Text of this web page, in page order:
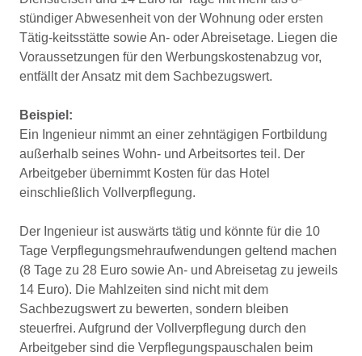
stündiger Abwesenheit von der Wohnung oder ersten
Tätig-keitsstätte sowie An- oder Abreisetage. Liegen die
Voraussetzungen für den Werbungskostenabzug vor,
entfällt der Ansatz mit dem Sachbezugswert.
Beispiel:
Ein Ingenieur nimmt an einer zehntägigen Fortbildung
außerhalb seines Wohn- und Arbeitsortes teil. Der
Arbeitgeber übernimmt Kosten für das Hotel
einschließlich Vollverpflegung.
Der Ingenieur ist auswärts tätig und könnte für die 10
Tage Verpflegungsmehraufwendungen geltend machen
(8 Tage zu 28 Euro sowie An- und Abreisetag zu jeweils
14 Euro). Die Mahlzeiten sind nicht mit dem
Sachbezugswert zu bewerten, sondern bleiben
steuerfrei. Aufgrund der Vollverpflegung durch den
Arbeitgeber sind die Verpflegungspauschalen beim